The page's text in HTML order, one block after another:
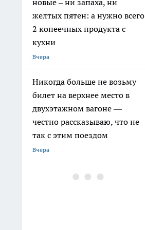
желтых пятен: а нужно всего
2 копеечных продукта с
кухни
Вчера
Никогда больше не возьму
билет на верхнее место в
двухэтажном вагоне —
честно рассказываю, что не
так с этим поездом
Вчера
Малярный скотч скупаю